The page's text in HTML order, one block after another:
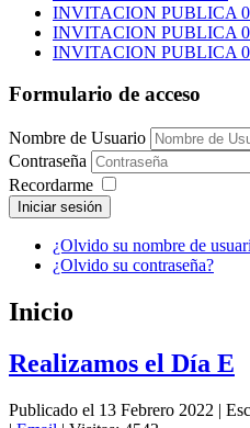
INVITACION PUBLICA
INVITACION PUBLICA
INVITACION PUBLICA
Formulario de acceso
Nombre de Usuario
Contraseña
Recordarme
Iniciar sesión
¿Olvido su nombre de
¿Olvido su contraseña?
Inicio
Realizamos el Día E
Publicado el 13 Febrero 2022 |